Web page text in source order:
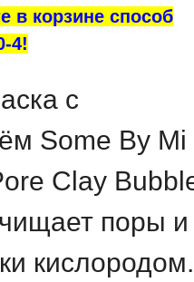
в корзине способ
4!
с
Some By Mi
Clay
поры и
кислородом.